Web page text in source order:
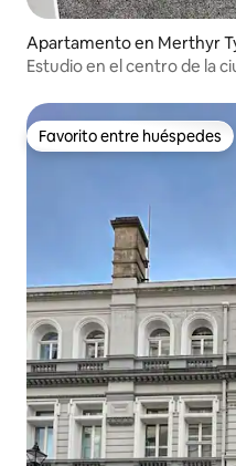
Apartamento en Merthyr
gh
Estudio en el centro de la
Favorito entre huéspedes
Favorito entre huéspedes